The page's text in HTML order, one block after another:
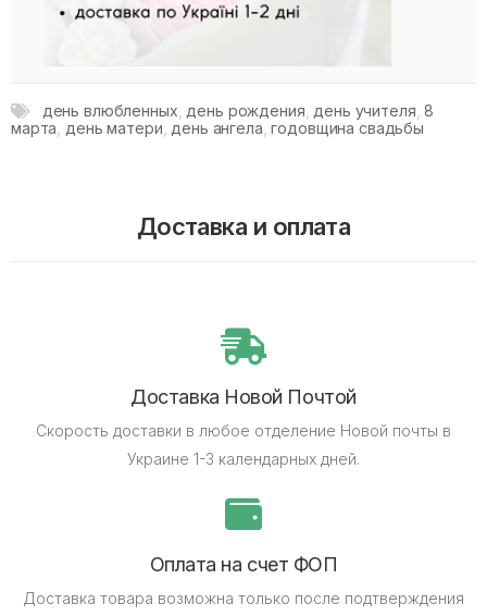
день влюбленных день рождения день учителя ,8
марта день матери день ангела ,годовщина свадьбы
Доставка и оплата
Доставка Новой Почтой
Скорость доставки в любое отделение Новой почты в
Украине 1-3 календарных дней.
Оплата на счет ФОП
Доставка товара возможна только после подтверждения